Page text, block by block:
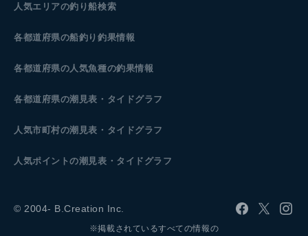
人気エリアの釣り船検索
各都道府県の船釣り釣果情報
各都道府県の人気魚種の釣果情報
各都道府県の潮見表 ・タイドグラフ
人気市町村の潮見表・タイドグラフ
人気ポイントの潮見表・タイドグラフ
© 2004- B.Creation Inc.
※掲載されているすべての情報の